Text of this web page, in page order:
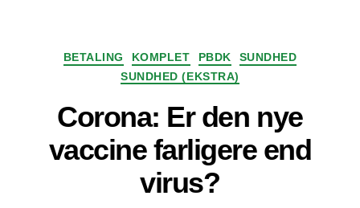
Kategorier
BETALING KOMPLET PBDK
SUNDHED
SUNDHED (EKSTRA)
Corona: Er den nye
vaccine farligere end
virus?